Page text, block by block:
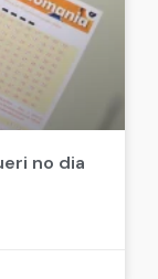
no dia